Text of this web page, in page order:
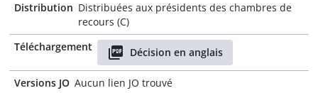
Distribution Distribuées aux présidents des chambres de
recours (C)
Téléchargement
Décision en anglais
Versions JO Aucun lien JO trouvé